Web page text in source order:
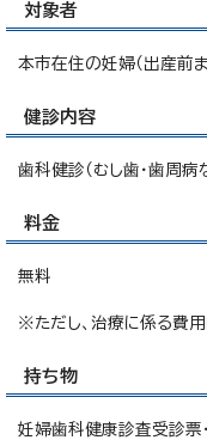
対象者
本市在住の妊婦（出産前
健診内容
歯科健診（むし歯・歯周
料金
無料
※ただし、治療に係る費
持ち物
妊婦歯科健康診査受診票